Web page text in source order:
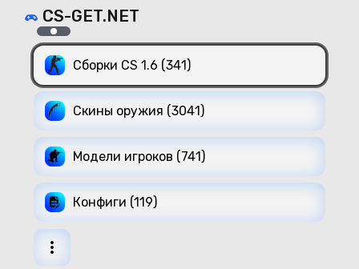
CS-GET.NET
Сборки CS 1.6 (341)
Скины оружия (3041)
Модели игроков (741)
Конфиги (119)